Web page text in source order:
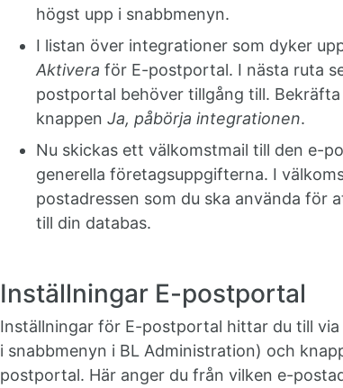
högst upp i snabbmenyn.
I listan över integrationer som dyker
Aktivera för E-postportal. I nästa ruta
postportal behöver tillgång till.
knappen Ja, påbörja integrationen.
Nu skickas ett välkomstmail till den e-
generella företagsuppgifterna. I
postadressen som du ska använda för
till din databas.
Inställningar E-postportal
Inställningar för E-postportal hittar du till via
i snabbmenyn i BL Administration) och
postportal. Här anger du från vilken e-